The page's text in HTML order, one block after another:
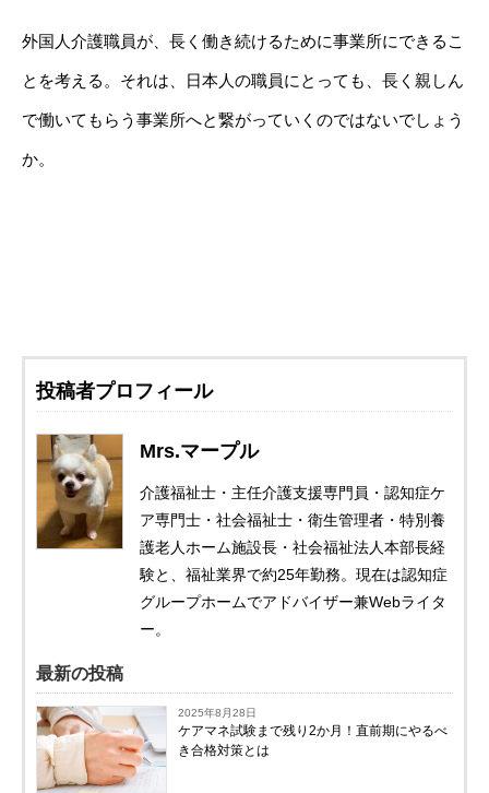
外国人介護職員が、長く働き続けるために事業所にできるこ
とを考える。それは、日本人の職員にとっても、長く親しん
で働いてもらう事業所へと繋がっていくのではないでしょう
か。
投稿者プロフィール
Mrs.マープル
介護福祉士・主任介護支援専門員・認知症ケ
ア専門士・社会福祉士・衛生管理者・特別養
護老人ホーム施設長・社会福祉法人本部長経
験と、福祉業界で約25年勤務。現在は認知症
グループホームでアドバイザー兼Webライタ
ー。
最新の投稿
2025年8月28日
ケアマネ試験まで残り2か月！直前期にやるべ
き合格対策とは